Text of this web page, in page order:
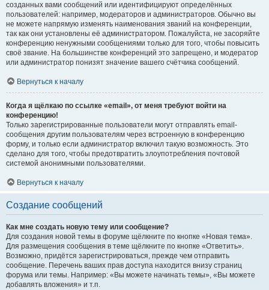
созданных вами сообщений или идентифицируют определённых
пользователей: например, модераторов и администраторов. Обычно вы
не можете напрямую изменять наименования званий на конференции,
так как они установлены её администратором. Пожалуйста, не засоряйте
конференцию ненужными сообщениями только для того, чтобы повысить
своё звание. На большинстве конференций это запрещено, и модератор
или администратор понизят значение вашего счётчика сообщений.
Вернуться к началу
Когда я щёлкаю по ссылке «email», от меня требуют войти на
конференцию!
Только зарегистрированные пользователи могут отправлять email-
сообщения другим пользователям через встроенную в конференцию
форму, и только если администратор включил такую возможность. Это
сделано для того, чтобы предотвратить злоупотребления почтовой
системой анонимными пользователями.
Вернуться к началу
Создание сообщений
Как мне создать новую тему или сообщение?
Для создания новой темы в форуме щёлкните по кнопке «Новая тема».
Для размещения сообщения в теме щёлкните по кнопке «Ответить».
Возможно, придётся зарегистрироваться, прежде чем отправить
сообщение. Перечень ваших прав доступа находится внизу страниц
форума или темы. Например: «Вы можете начинать темы», «Вы можете
добавлять вложения» и т.п.